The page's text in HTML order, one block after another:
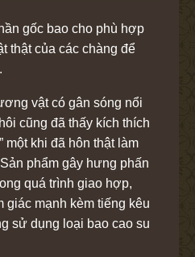
gốc bao cho phù hợp
thật của các chàng để
vật có gân sóng nổi
cũng đã thấy kích thích
một khi đã hôn thật làm
phẩm gây hưng phấn
quá trình giao hợp,
giác mạnh kèm tiếng kêu
sử dụng loại bao cao su